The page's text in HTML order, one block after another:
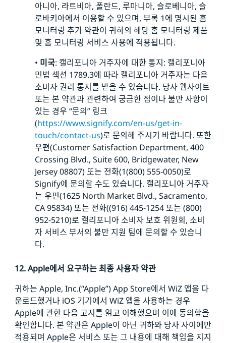
아니아, 라트비아, 폴란드, 루마니아, 슬로베니아, 슬
로바키아에서 이용할 수 있으며, 부록 1에 명시된 홈
모니터링 추가 약관이 귀하의 해당 홈 모니터링 제품
및 홈 모니터링 서비스 사용에 적용됩니다.
• 미국: 캘리포니아 거주자에 대한 통지: 캘리포니아
민법 섹션 1789.3에 따라 캘리포니아 거주자는 다음
소비자 권리 통지를 받을 수 있습니다. 당사 웹사이트
또는 본 약관과 관련하여 궁금한 점이나 불만 사항이
있는 경우 “문의” 링크
(https://www.signify.com/en-us/get-in-
touch/contact-us)로 문의해 주시기 바랍니다. 또한
우편(Customer Satisfaction Department, 400
Crossing Blvd., Suite 600, Bridgewater, New
Jersey 08807) 또는 전화(1(800) 555-0050)로
Signify에 문의할 수도 있습니다. 캘리포니아 거주자
는 우편(1625 North Market Blvd., Sacramento,
CA 95834) 또는 전화((916) 445-1254 또는 (800)
952-5210)로 캘리포니아 소비자 보호 위원회, 소비
자 서비스 부서의 불만 지원 팀에 문의할 수 있습니
다.
12. Apple에서 요구하는 최종 사용자 약관
귀하는 Apple, Inc.(“Apple”) App Store에서 WiZ 앱을 다
운로드했거나 iOS 기기에서 WiZ 앱을 사용하는 경우
Apple에 관한 다음 고지를 읽고 이해했으며 이에 동의함을
확인합니다. 본 약관은 Apple이 아닌 귀하와 당사 사이에만
적용되며 Apple은 서비스 또는 그 내용에 대해 책임을 지지